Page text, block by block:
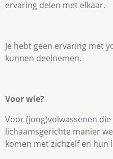
ervaring delen met elkaar.
Je hebt geen ervaring met
kunnen deelnemen.
Voor wie?
Voor (jong)volwassenen
lichaamsgerichte manier
komen met zichzelf en hun